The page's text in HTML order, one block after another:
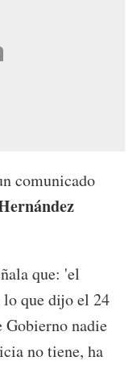
comunicado
que: 'el
que dijo el 24
Gobierno nadie
no tiene, ha